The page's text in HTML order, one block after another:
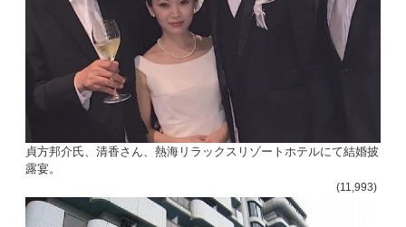
貞方邦介氏、清香さん、熱海リラックスリゾートホテルにて結婚披
露宴。
(11,993)